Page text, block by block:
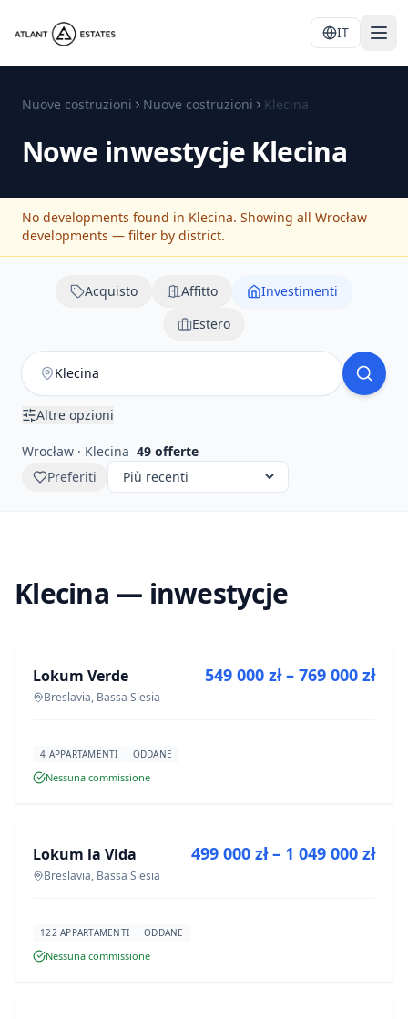
IT
Nuove costruzioni Nuove costruzioni Klecina
Nowe inwestycje Klecina
No developments found in Klecina. Showing all Wrocław
developments — filter by district.
Acquisto Affitto
Investimenti
Estero
Altre opzioni
Wrocław · Klecina 49 offerte
Preferiti
Klecina — inwestycje
PROGETTO
Lokum Verde
Breslavia, Bassa Slesia
549 000 zł – 769 000 zł
4 APPARTAMENTI ODDANE
Nessuna commissione
PROGETTO
Lokum la Vida
Breslavia, Bassa Slesia
499 000 zł – 1 049 000 zł
122 APPARTAMENTI ODDANE
Nessuna commissione